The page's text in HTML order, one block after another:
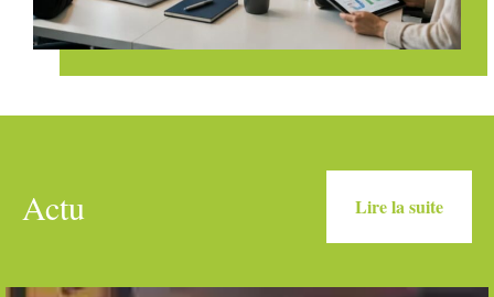
Actu Lire la suite